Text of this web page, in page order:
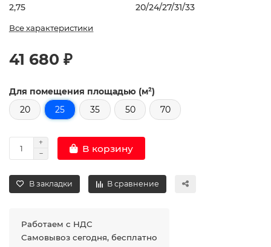
2,75 20/24/27/31/33
Все характеристики
41 680 ₽
Для помещения площадью (м²)
20
25 35 50 70
В корзину
В закладки В сравнение
Работаем с НДС
Самовывоз сегодня, бесплатно